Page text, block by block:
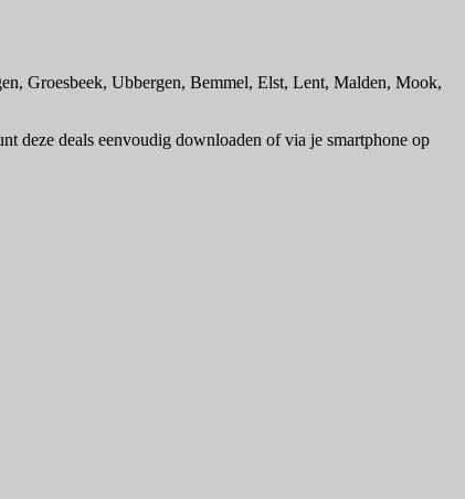
Groesbeek, Ubbergen, Bemmel, Elst, Lent, Malden, Mook,
deze deals eenvoudig downloaden of via je smartphone op